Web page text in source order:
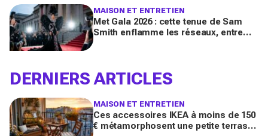
MAISON ET ENTRETIEN
Met Gala 2026 : cette tenue de Sam
Smith enflamme les réseaux, entre
DERNIERS ARTICLES
MAISON ET ENTRETIEN
Ces accessoires IKEA à moins de 150
€ métamorphosent une petite terrasse